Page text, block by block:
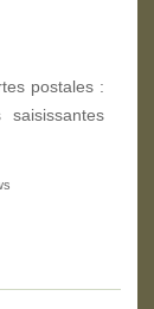
postales :